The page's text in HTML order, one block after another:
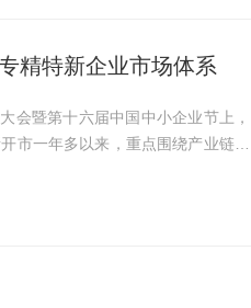
精特新企业市场体系
会暨第十六届中国中小企业节上，
市一年多以来，重点围绕产业链、